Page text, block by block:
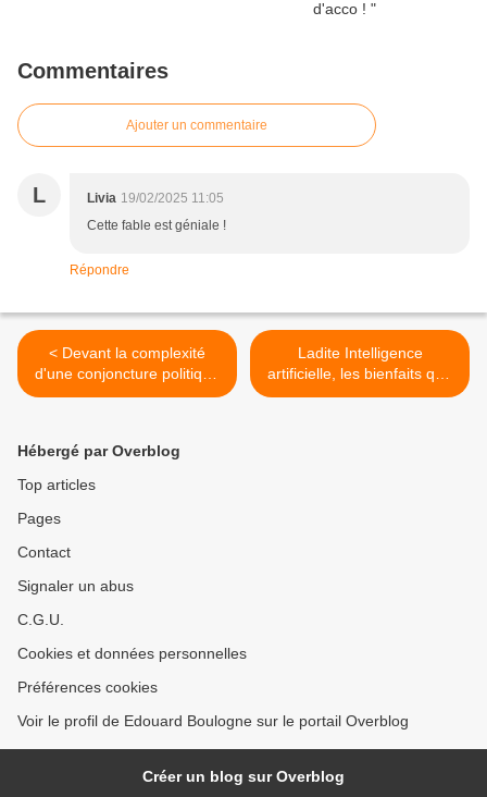
Commentaires
Ajouter un commentaire
L Livia 19/02/2025 11:05
Cette fable est géniale !
Répondre
< Devant la complexité
d'une conjoncture politique
mondiale, garder lucidité et
Ladite Intelligence
artificielle, les bienfaits que
lui prêtent d'avance les
Hébergé par Overblog
Top articles
Pages
Contact
Signaler un abus
C.G.U.
Cookies et données personnelles
Préférences cookies
Voir le profil de Edouard Boulogne sur le portail Overblog
Créer un blog sur Overblog